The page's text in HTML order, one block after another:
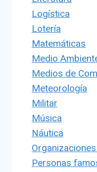
Logística
Lotería
Matemáticas
Medio
Medios de
Meteorología
Militar
Música
Náutica
Personas